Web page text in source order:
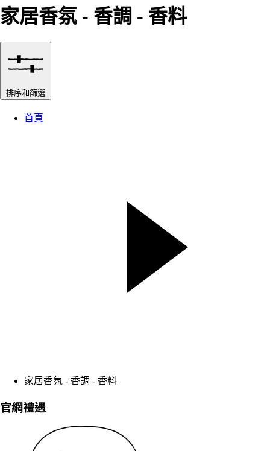
家居香氛 - 香調 - 香料
排序和篩選
首頁
家居香氛 - 香調 - 香料
官網禮遇